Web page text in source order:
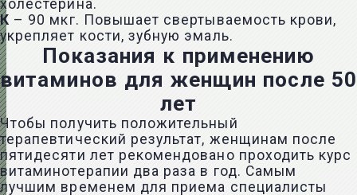
холестерина.
К – 90 мкг. Повышает свертываемость крови,
укрепляет кости, зубную эмаль.
Показания к применению
витаминов для женщин после 50
лет
Чтобы получить положительный
терапевтический результат, женщинам после
пятидесяти лет рекомендовано проходить курс
витаминотерапии два раза в год. Самым
лучшим временем для приема специалисты